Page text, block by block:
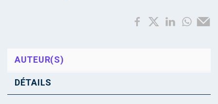
AUTEUR(S)
DÉTAILS